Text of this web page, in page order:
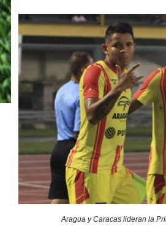
Aragua y Caracas lideran la